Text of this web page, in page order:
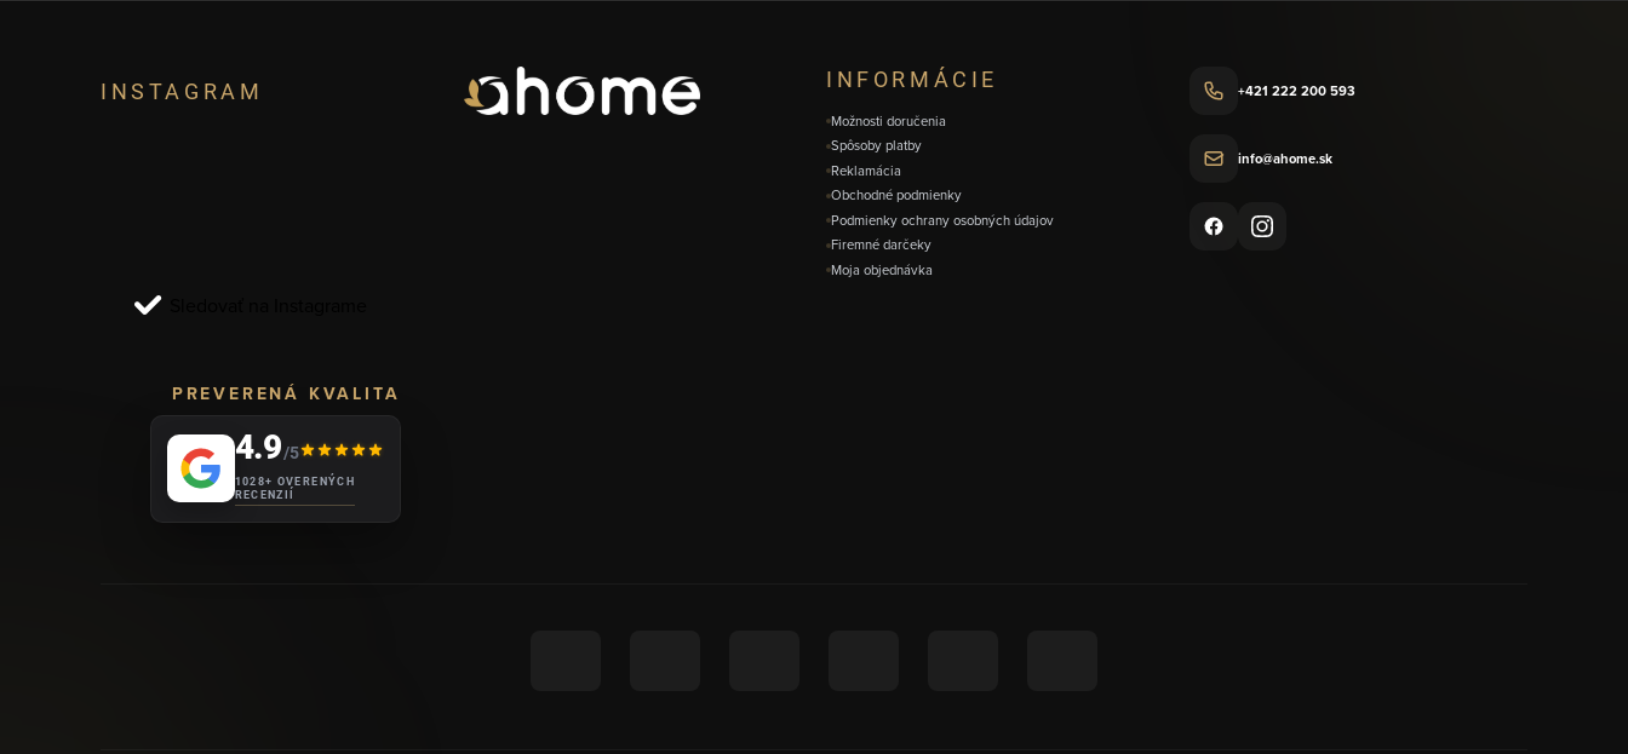
INSTAGRAM INFORMÁCIE
Možnosti doručenia
Spôsoby platby
Reklamácia
Obchodné podmienky
Podmienky ochrany osobných údajov
Firemné darčeky
Moja objednávka
+421 222 200 593
info@ahome.sk
PREVERENÁ KVALITA
4.9/5
1028+ OVERENÝCH
RECENZIÍ